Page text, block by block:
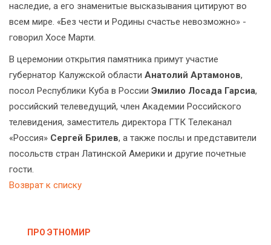
наследие, а его знаменитые высказывания цитируют во
всем мире. «Без чести и Родины счастье невозможно» -
говорил Хосе Марти.
В церемонии открытия памятника примут участие
губернатор Калужской области Анатолий Артамонов,
посол Республики Куба в России Эмилио Лосада Гарсиа,
российский телеведущий, член Академии Российского
телевидения, заместитель директора ГТК Телеканал
«Россия» Сергей Брилев, а также послы и представители
посольств стран Латинской Америки и другие почетные
гости.
Возврат к списку
ПРО ЭТНОМИР